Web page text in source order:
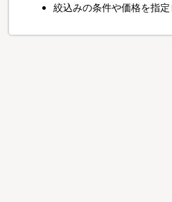
絞込みの条件や価格を指